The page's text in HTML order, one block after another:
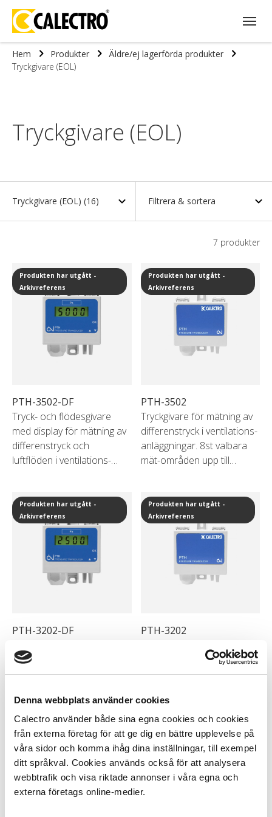
Denna webbplats använder cookies
Calectro använder både sina egna cookies och cookies
från externa företag för att ge dig en bättre upplevelse på
våra sidor och komma ihåg dina inställningar, till exempel
ditt språkval. Cookies används också för att analysera
webbtrafik och visa riktade annonser i våra egna och
externa företags online-medier.
Hem Produkter
Äldre/ej lagerförda produkter
Tryckgivare (EOL)
Tryckgivare (EOL)
Tryckgivare (EOL) (16) Filtrera & sortera
7 produkter
Produkten har utgått -
Arkivreferens
PTH-3502-DF
Tryck- och flödesgivare
med display för mätning av
differenstryck och
luftflöden i ventilations-
5000Pa.
Produkten har utgått.
Vi rekommenderar
CPS-D-A
Produkten har utgått -
Arkivreferens
PTH-3502
Tryckgivare för mätning av
differenstryck i ventilations-
anläggningar. 8st valbara
mät-områden upp till
Vi rekommenderar
iställetCPS-A
Produkten har utgått -
Arkivreferens
PTH-3202-DF
med display för mätning av
differenstryck och
anläggningar. 8st valbara
mät-områden upp till
2500Pa.
Produkten har utgått
och ersätts medCPS-D-
A.
Produkten har utgått -
Arkivreferens
PTH-3202
differenstryck i ventilations-
anläggningar. 8st valbara
2500Pa.
Produkten har utgått
och ersätts medCPS-A.
Produkten har utgått -
Arkivreferens
Produkten har utgått -
Arkivreferens